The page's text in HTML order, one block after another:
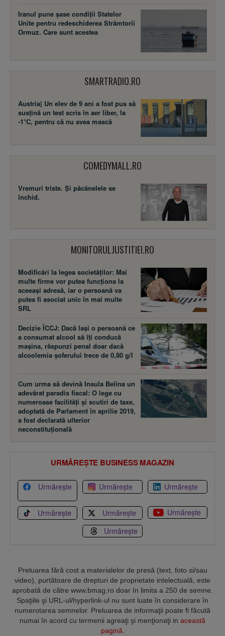
Iranul pune șase condiții Statelor
Unite pentru redeschiderea Strâmtorii
Ormuz. Care sunt acestea
SMARTRADIO.RO
Austria| Un elev de 9 ani a fost pus să
susţină un test scris în aer liber, la
-1°C, pentru că nu avea mască
COMEDYMALL.RO
Vremuri triste. Şi păcănelele se
închid.
MONITORULJUSTITIEI.RO
Modificări la legea societăţilor: Mai
multe firme vor putea funcţiona la
aceeaşi adresă, iar o persoană va
putea fi asociat unic în mai multe
SRL
Decizie ÎCCJ: Dacă laşi o persoană ce
a consumat alcool să îţi conducă
maşina, răspunzi penal doar dacă
alcoolemia şoferului trece de 0,80 g/l
Cum urma să devină Insula Belina un
adevărat paradis fiscal: O lege cu
numeroase facilităţi şi scutiri de taxe,
adoptată de Parlament în aprilie 2019,
a fost declarată ulterior
neconstituţională
URMĂREȘTE BUSINESS MAGAZIN
Urmărește Urmărește Urmărește
Urmărește Urmărește
Urmărește
Urmărește
Preluarea fără cost a materialelor de presă (text, foto si/sau
video), purtătoare de drepturi de proprietate intelectuală, este
aprobată de către www.bmag.ro doar în limita a 250 de semne.
Spaţiile şi URL-ul/hyperlink-ul nu sunt luate în considerare în
numerotarea semnelor. Preluarea de informaţii poate fi făcută
numai în acord cu termenii agreaţi şi menţionaţi in această
pagină.